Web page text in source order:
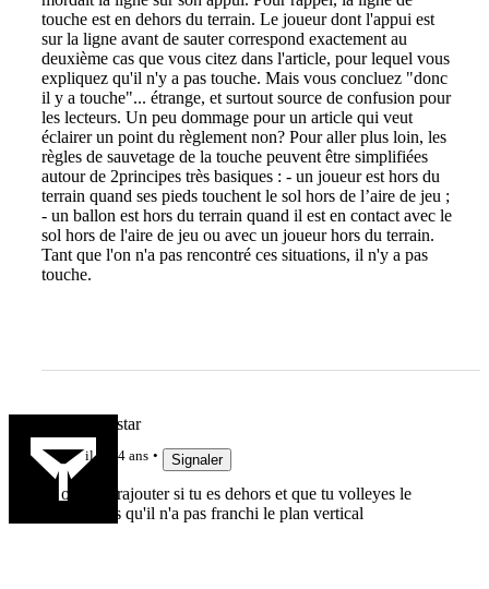
touche est en dehors du terrain. Le joueur dont l'appui est
sur la ligne avant de sauter correspond exactement au
deuxième cas que vous citez dans l'article, pour lequel vous
expliquez qu'il n'y a pas touche. Mais vous concluez "donc
il y a touche"... étrange, et surtout source de confusion pour
les lecteurs. Un peu dommage pour un article qui veut
éclairer un point du règlement non? Pour aller plus loin, les
règles de sauvetage de la touche peuvent être simplifiées
autour de 2principes très basiques : - un joueur est hors du
terrain quand ses pieds touchent le sol hors de l’aire de jeu ;
- un ballon est hors du terrain quand il est en contact avec le
sol hors de l'aire de jeu ou avec un joueur hors du terrain.
Tant que l'on n'a pas rencontré ces situations, il n'y a pas
touche.
Yionel ma star
il y a 4 ans Signaler
Et on peut rajouter si tu es dehors et que tu volleyes le
ballon alors qu'il n'a pas franchi le plan vertical